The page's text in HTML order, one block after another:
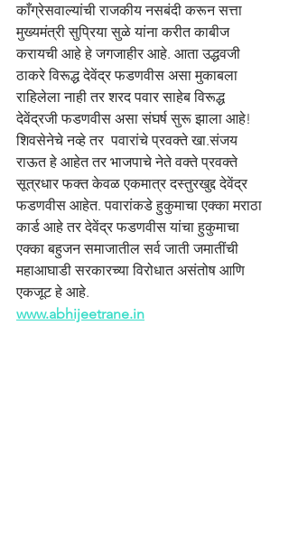
काँग्रेसवाल्यांची राजकीय नसबंदी करून सत्ता
मुख्यमंत्री सुप्रिया सुळे यांना करीत काबीज
करायची आहे हे जगजाहीर आहे. आता उद्धवजी
ठाकरे विरूद्ध देवेंद्र फडणवीस असा मुकाबला
राहिलेला नाही तर शरद पवार साहेब विरूद्ध
देवेंद्रजी फडणवीस असा संघर्ष सुरू झाला आहे!
शिवसेनेचे नव्हे तर  पवारांचे प्रवक्ते खा.संजय
राऊत हे आहेत तर भाजपाचे नेते वक्ते प्रवक्ते
सूत्रधार फक्त केवळ एकमात्र दस्तुरखुद्द देवेंद्र
फडणवीस आहेत. पवारांकडे हुकुमाचा एक्का मराठा
कार्ड आहे तर देवेंद्र फडणवीस यांचा हुकुमाचा
एक्का बहुजन समाजातील सर्व जाती जमातींची
महाआघाडी सरकारच्या विरोधात असंतोष आणि
एकजूट हे आहे.
www.abhijeetrane.in